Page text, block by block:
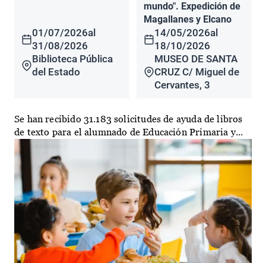
01/07/2026al
31/08/2026
Biblioteca Pública
del Estado
mundo". Expedición de
Magallanes y Elcano
14/05/2026al
18/10/2026
MUSEO DE SANTA
CRUZ C/ Miguel de
Cervantes, 3
Se han recibido 31.183 solicitudes de ayuda de libros
de texto para el alumnado de Educación Primaria y...